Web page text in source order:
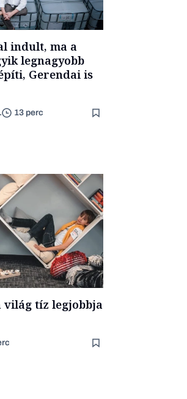
indult, ma a
legnagyobb
Gerendai is
13 perc
világ tíz legjobbja